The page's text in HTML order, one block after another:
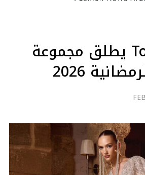
Tony Ward يطلق مجموعة